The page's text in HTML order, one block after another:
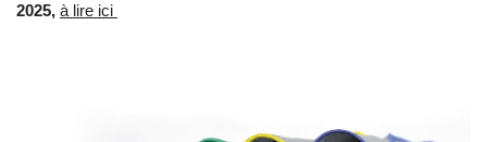
2025, à lire ici